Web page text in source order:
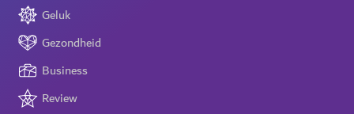
Geluk
Gezondheid
Business
Review